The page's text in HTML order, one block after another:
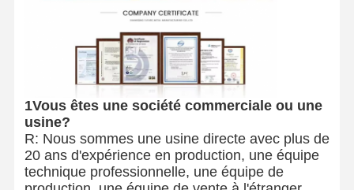
1Vous êtes une société commerciale ou une
usine?
R: Nous sommes une usine directe avec plus de
20 ans d'expérience en production, une équipe
technique professionnelle, une équipe de